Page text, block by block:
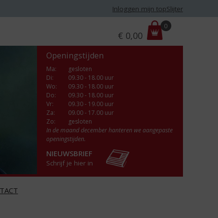
Inloggen mijn topSlijter
r
i
€ 0,00
0
Openingstijden
Ma:
gesloten
Di:
09.30 - 18.00 uur
Wo:
09.30 - 18.00 uur
Do:
09.30 - 18.00 uur
Vr:
09.30 - 19.00 uur
Za:
09.00 - 17.00 uur
Zo:
gesloten
In de maand december hanteren we aangepaste
openingstijden.
NIEUWSBRIEF
Schrijf je hier in